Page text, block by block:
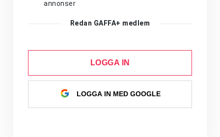
annonser
Redan GAFFA+ medlem
LOGGA IN
LOGGA IN MED GOOGLE